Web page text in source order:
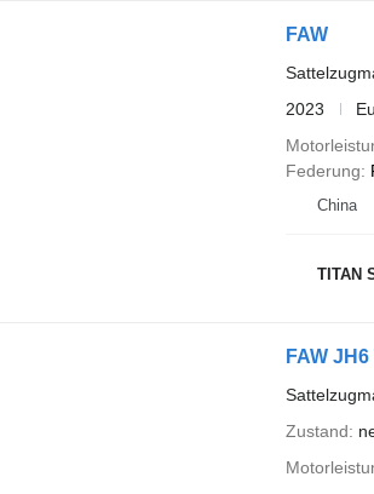
FAW
2023
Federung
China
TITAN
FAW
Zustand